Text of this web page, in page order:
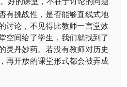
有挑战性，是否能够直线式地
讨论，不见得比教师一言堂效
空间给了学生，我们就找到了
灵丹妙药。若没有教师对历史
再开放的课堂形式都会被弄成